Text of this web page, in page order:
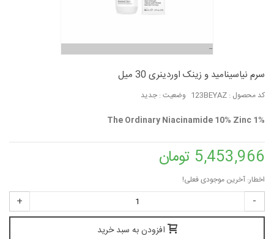
سرم نیاسینامید و زینک اوردینری 30 میل
کد محصول : 123BEYAZ وضعیت : جدید
The Ordinary Niacinamide 10% Zinc 1%
5,453,966 تومان
اخطار: آخرین موجودی فعلی!
-
+
افزودن به سبد خرید